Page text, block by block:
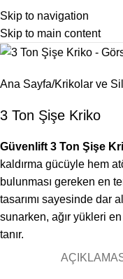
Skip to navigation
Skip to main content
Ana Sayfa Krikolar ve
3 Ton Şişe Kriko
Güvenlift 3 Ton Şişe
kaldırma gücüyle hem
bulunması gereken en
tasarımı sayesinde dar
sunarken, ağır yükleri
tanır.
AÇIKLAMA